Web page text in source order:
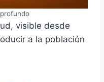
visible desde
a la población